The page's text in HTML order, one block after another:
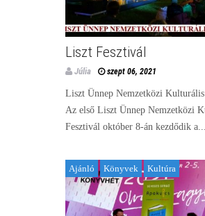
Liszt Fesztivál
Júlia szept 06, 2021
Liszt Ünnep Nemzetközi
Az első Liszt Ünnep Nemzetközi
Fesztivál október 8-án kezdődik a...
Ajánló Könyvek Kultúra